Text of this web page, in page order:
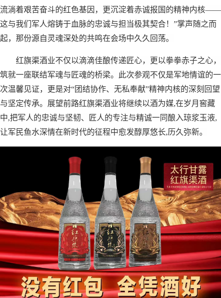
流淌着艰苦奋斗的红色基因，更沉淀着赤诚报国的精神内核——
这与我们军人熔铸于血脉的忠诚与担当极其契合！”掌声随之而
起，那份源自灵魂深处的共鸣在会场中久久回荡。
红旗渠酒业不仅以滴滴佳酿传递匠心，更以拳拳赤子之心，
筑就一座联结军魂与匠魂的桥梁。此次参观不仅是军地情谊的一
次温馨见证，更是对“团结协作、无私奉献”精神内核的深刻回望
与坚定传承。展望前路红旗渠酒业将继续以酒为媒,在岁月窖藏
中,把军人的忠诚与坚韧、匠人的专注与精诚一同酿入琼浆玉液,
让军民鱼水深情在新时代的征程中愈发醇厚悠长,历久弥新。